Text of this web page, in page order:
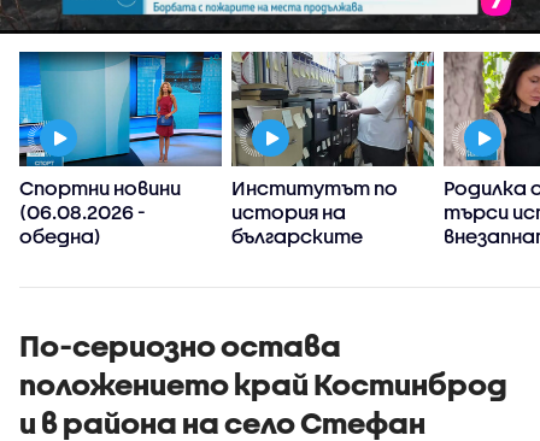
Спортни новини
(06.08.2026 -
обедна)
Институтът по
история на
българските
Северна Америка -
архивни документи,
книги, снимки и
оборудване
Родилка
търси
края на
По-сериозно остава
положението край Костинброд
и в района на село Стефан